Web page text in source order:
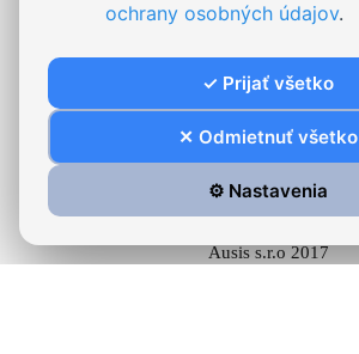
Formulár na odstúpenie od zmluvy
On-line chat
Stabilizovaný mach.
Ausis s.r.o 2017
ochrany osobných údajov.
✓ Prijať všetko
✕ Odmietnuť všetko
⚙️ Nastavenia